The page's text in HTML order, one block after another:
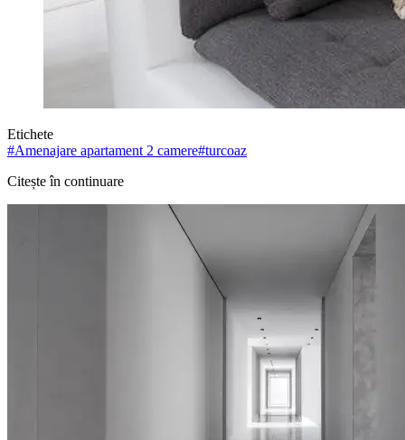
Etichete
#Amenajare apartament 2 camere#turcoaz
Citește în continuare